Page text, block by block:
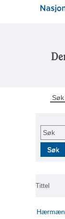
Søk
Søk
Søk
Tittel